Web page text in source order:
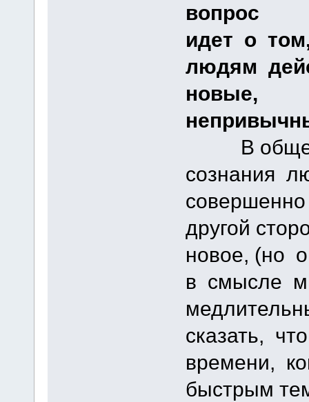
вопрос
идет о
людям
новые,
В общем
сознания
другой
новое, (но
в смысле
сказать,
времени,
быстрым